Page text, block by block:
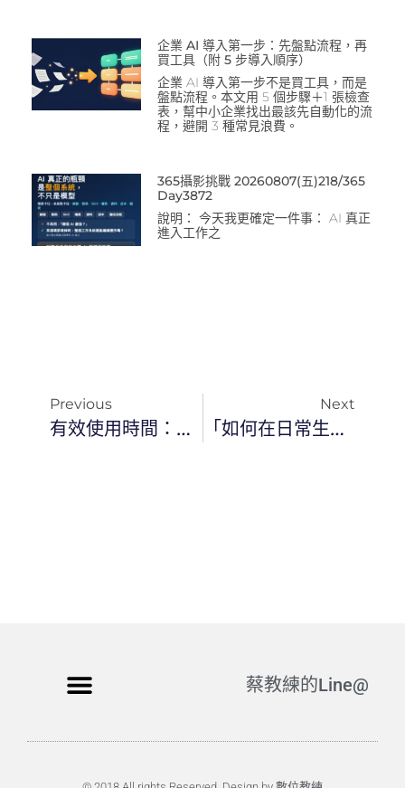
企業 AI 導入第一步：先盤點流程，再
買工具（附 5 步導入順序）
企業 AI 導入第一步不是買工具，而是
盤點流程。本文用 5 個步驟＋1 張檢查
表，幫中小企業找出最該先自動化的流
程，避開 3 種常見浪費。
365攝影挑戰 20260807(五)218/365
Day3872
說明： 今天我更確定一件事： AI 真正
進入工作之
Previous
有效使用時間：將時間轉化為財富和成就的關鍵技能
Next
「如何在日常生活中節省時間？5個小技巧教你加速生活步伐」
蔡教練的Line@